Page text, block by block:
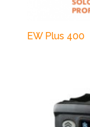
EW Plus 400